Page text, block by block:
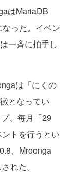
はMariaDB
った。イベン
一斉に拍手し
は「にくの
となってい
、毎月「29
トを行うとい
、Mroonga
れた。